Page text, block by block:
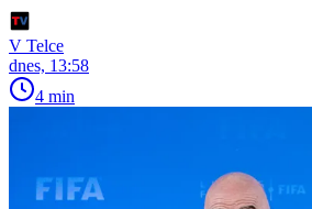
V Telce
dnes, 13:58
4 min